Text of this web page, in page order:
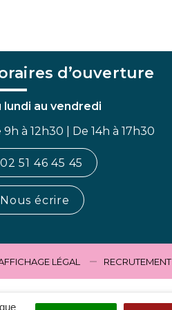
d’ouverture
lundi au vendredi
9h à 12h30 | De 14h à 17h30
02 51 46 45 45
Nous écrire
LÉGAL RECRUTEMENT